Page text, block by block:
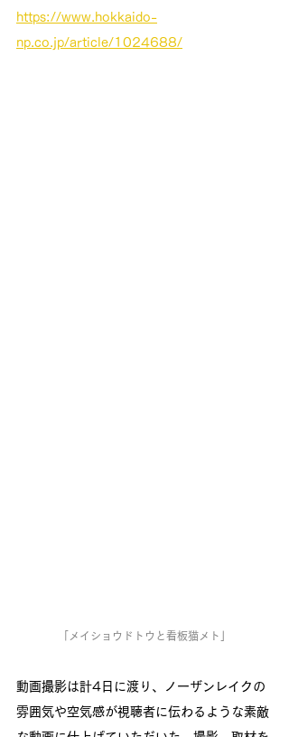
https://www.hokkaido-
np.co.jp/article/1024688/
「メイショウドトウと看板猫メト」
動画撮影は計4日に渡り、ノーザンレイクの
雰囲気や空気感が視聴者に伝わるような素敵